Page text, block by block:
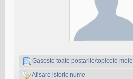
Gaseste toate postarile/topicele mele
Afisare istoric nume